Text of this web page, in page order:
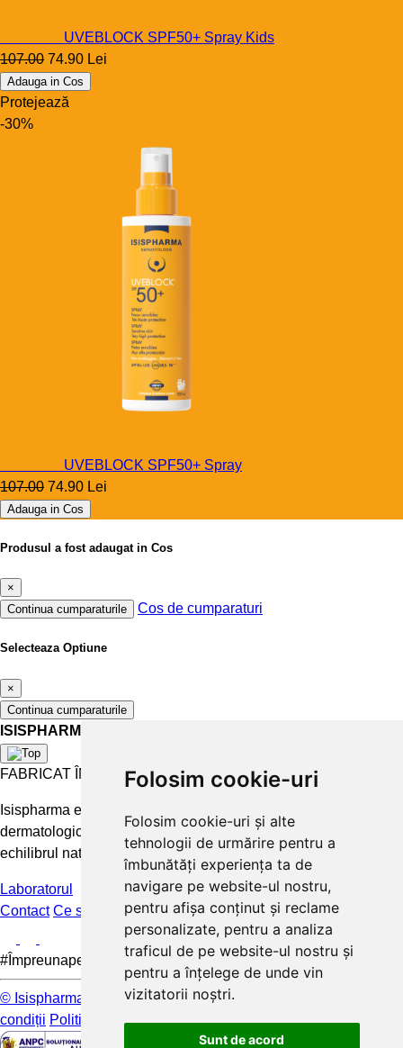
Folosim cookie-uri
Folosim cookie-uri și alte
tehnologii de urmărire pentru a
îmbunătăți experiența ta de
navigare pe website-ul nostru,
pentru afișa conținut și reclame
personalizate, pentru a analiza
traficul de pe website-ul nostru și
pentru a înțelege de unde vin
vizitatorii noștri.
Sunt de acord
UVEBLOCK SPF50+ Spray Kids
107.00 74.90 Lei
Adauga in Cos
Protejează
-30%
UVEBLOCK SPF50+ Spray
107.00 74.90 Lei
Adauga in Cos
Produsul a fost adaugat in Cos
×
Continua cumparaturile
Cos de cumparaturi
Selecteaza Optiune
×
Continua cumparaturile
ISISPHARMA
FABRICAT ÎN FRANȚA
Isispharma este un laborator francez care concepe tratamente
dermatologice eficiente și accesibile pentru a păstra și restabili
echilibrul natural al pielii.
Laboratorul
Contact Ce spun clientii FAQ
#Împreunapentrupieleamea
© Isispharma 2026 Livrare si plata Mențiuni legale
condiții Politica de confidențialitate